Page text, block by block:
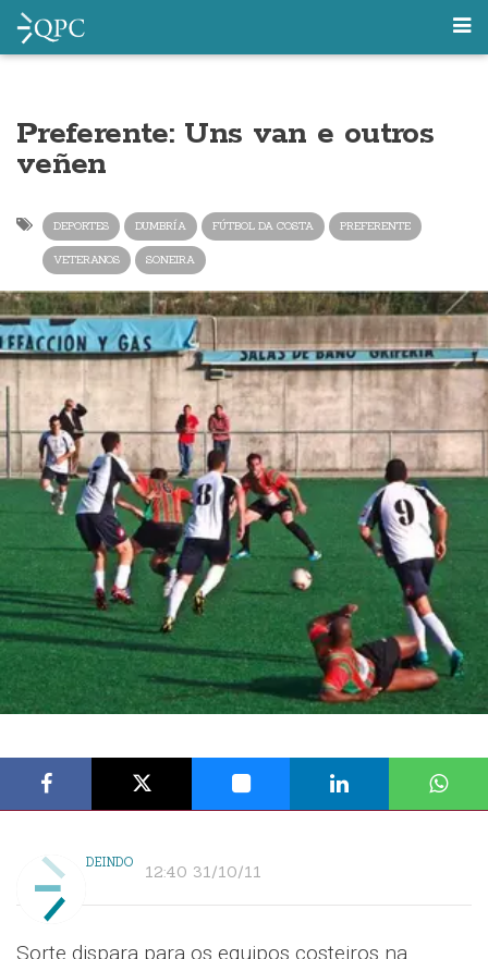
Preferente: Uns van e outros
veñen
DEPORTES DUMBRÍA FÚTBOL DA COSTA PREFERENTE
VETERANOS SONEIRA
DEINDO 12:40 31/10/11
Sorte dispara para os equipos costeiros na